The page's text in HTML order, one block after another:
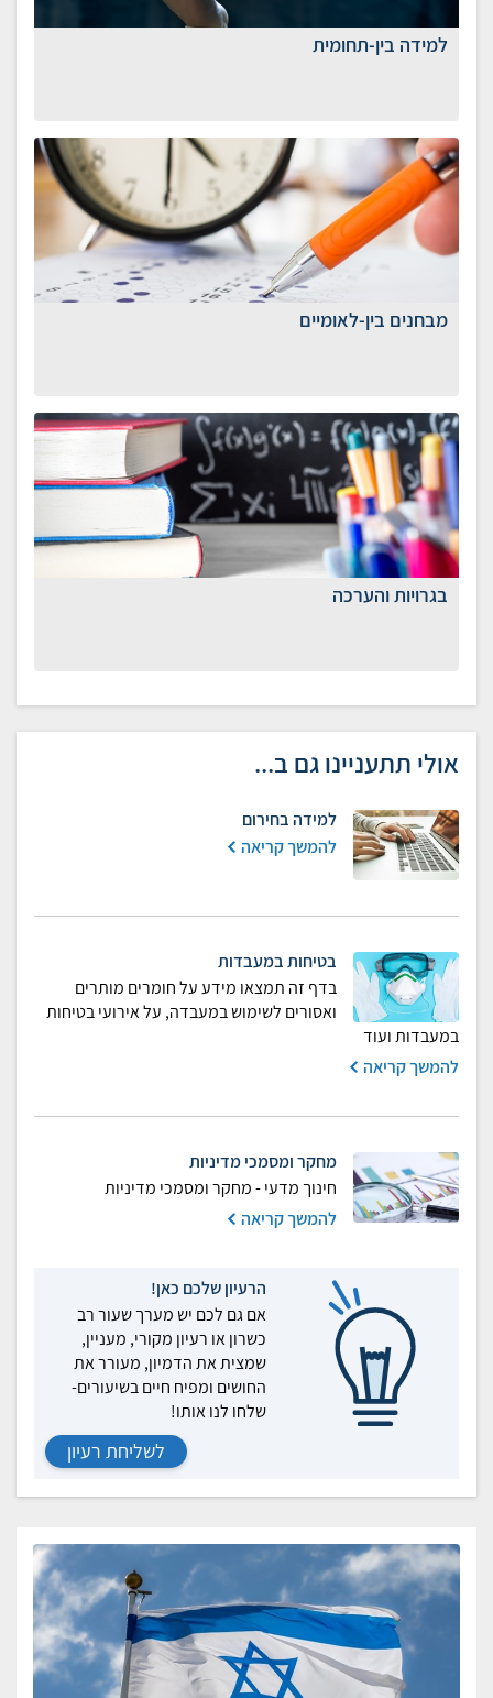
למידה בין-תחומית
מבחנים בין-לאומיים
​בגרויות והערכה
אולי תתעניינו גם ב...
למידה בחירום
להמשך קריאה
בטיחות במעבדות
בדף זה תמצאו מידע על חומרים מותרים
ואסורים לשימוש במעבדה, על אירועי בטיחות
במעבדות ועוד
להמשך קריאה
מחקר ומסמכי מדיניות
חינוך מדעי - מחקר ומסמכי מדיניות
להמשך קריאה
הרעיון שלכם כאן!
אם גם לכם יש מערך שעור רב
כשרון או רעיון מקורי, מעניין,
שמצית את הדמיון, מעורר את
החושים ומפיח חיים בשיעורים-
שלחו לנו אותו!
לשליחת רעיון